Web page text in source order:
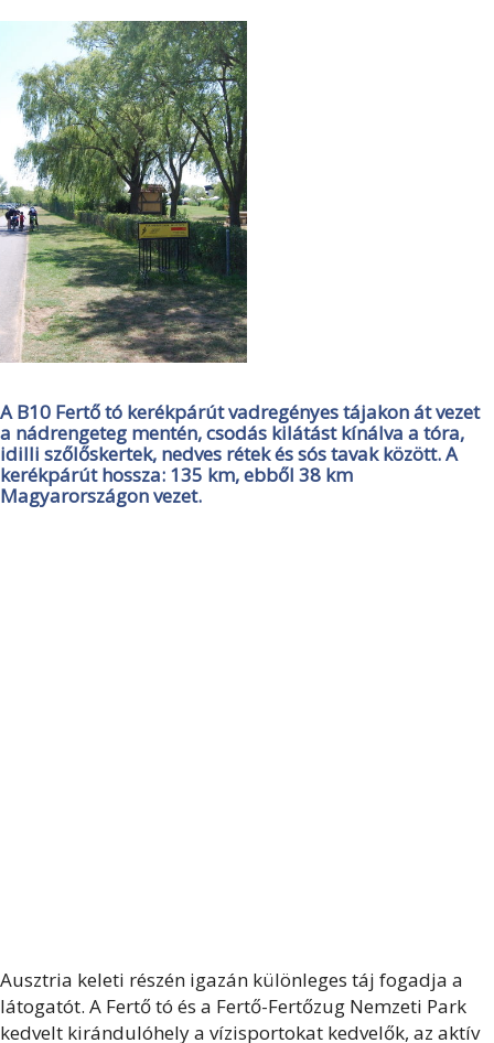
A B10 Fertő tó kerékpárút vadregényes tájakon át vezet
a nádrengeteg mentén, csodás kilátást kínálva a tóra,
idilli szőlőskertek, nedves rétek és sós tavak között. A
kerékpárút hossza: 135 km, ebből 38 km
Magyarországon vezet.
Ausztria keleti részén igazán különleges táj fogadja a
látogatót. A Fertő tó és a Fertő-Fertőzug Nemzeti Park
kedvelt kirándulóhely a vízisportokat kedvelők, az aktív